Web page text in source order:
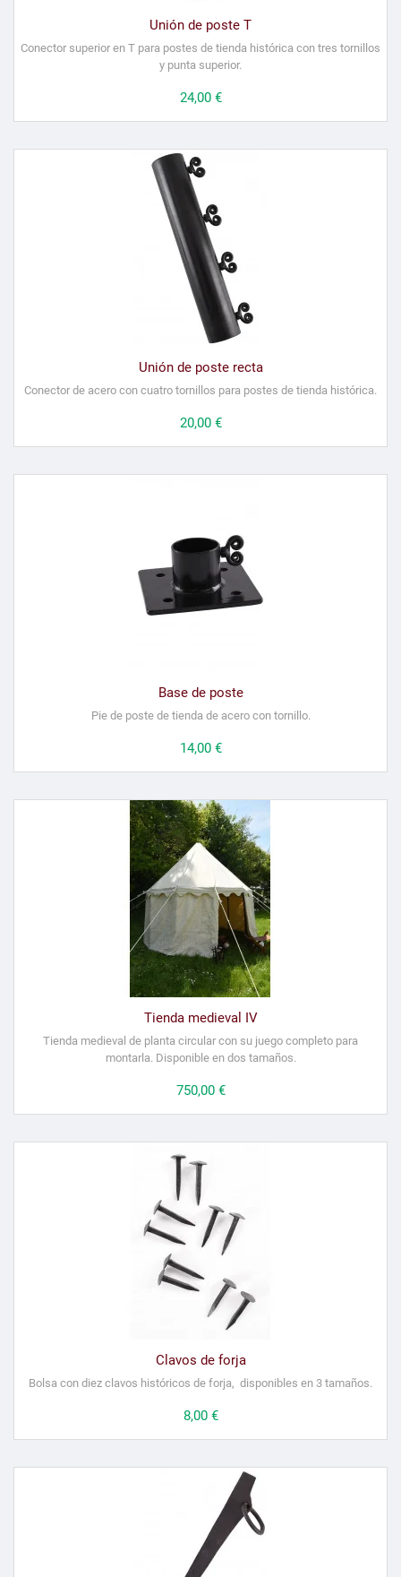
Unión de poste T
Conector superior en T para postes de tienda histórica con tres tornillos
y punta superior.
Precio
24,00 €
Unión de poste recta
Conector de acero con cuatro tornillos para postes de tienda histórica.
Precio
20,00 €
Base de poste
Pie de poste de tienda de acero con tornillo.
Precio
14,00 €
Tienda medieval IV
Tienda medieval de planta circular con su juego completo para
montarla. Disponible en dos tamaños.
Precio
750,00 €
Clavos de forja
Bolsa con diez clavos históricos de forja, disponibles en 3 tamaños.
Precio
8,00 €